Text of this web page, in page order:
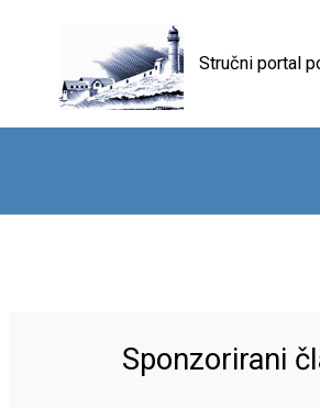
Stručni portal
Sponzorirani